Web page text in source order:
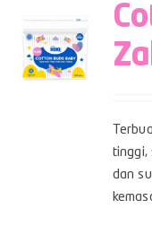
tinggi,
dan